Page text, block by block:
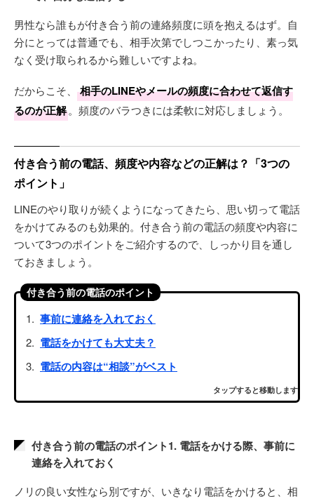
男性なら誰もが付き合う前の連絡頻度に頭を抱えるはず。自
分にとっては普通でも、相手次第でしつこかったり、素っ気
なく受け取られるから難しいですよね。
だからこそ、
相手のLINEやメールの頻度に合わせて返信す
るのが正解。頻度のバラつきには柔軟に対応しましょう。
付き合う前の電話、頻度や内容などの正解は？「3つの
ポイント」
LINEのやり取りが続くようになってきたら、思い切って電話
をかけてみるのも効果的。付き合う前の電話の頻度や内容に
ついて3つのポイントをご紹介するので、しっかり目を通し
ておきましょう。
付き合う前の電話のポイント
事前に連絡を入れておく
電話をかけても大丈夫？
電話の内容は“相談”がベスト
タップすると移動します
付き合う前の電話のポイント1. 電話をかける際、事前に
連絡を入れておく
ノリの良い女性なら別ですが、いきなり電話をかけると、相